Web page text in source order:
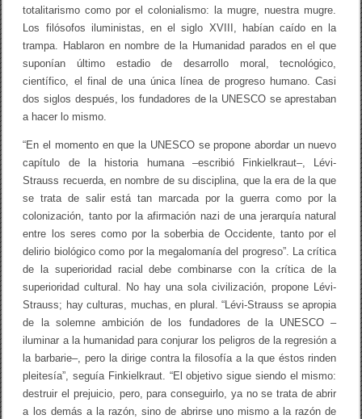
totalitarismo como por el colonialismo: la mugre, nuestra mugre.
Los filósofos iluministas, en el siglo XVIII, habían caído en la
trampa. Hablaron en nombre de la Humanidad parados en el que
suponían último estadio de desarrollo moral, tecnológico,
científico, el final de una única línea de progreso humano. Casi
dos siglos después, los fundadores de la UNESCO se aprestaban
a hacer lo mismo.
“En el momento en que la UNESCO se propone abordar un nuevo
capítulo de la historia humana –escribió Finkielkraut–, Lévi-
Strauss recuerda, en nombre de su disciplina, que la era de la que
se trata de salir está tan marcada por la guerra como por la
colonización, tanto por la afirmación nazi de una jerarquía natural
entre los seres como por la soberbia de Occidente, tanto por el
delirio biológico como por la megalomanía del progreso”. La crítica
de la superioridad racial debe combinarse con la crítica de la
superioridad cultural. No hay una sola civilización, propone Lévi-
Strauss; hay culturas, muchas, en plural. “Lévi-Strauss se apropia
de la solemne ambición de los fundadores de la UNESCO –
iluminar a la humanidad para conjurar los peligros de la regresión a
la barbarie–, pero la dirige contra la filosofía a la que éstos rinden
pleitesía”, seguía Finkielkraut. “El objetivo sigue siendo el mismo:
destruir el prejuicio, pero, para conseguirlo, ya no se trata de abrir
a los demás a la razón, sino de abrirse uno mismo a la razón de